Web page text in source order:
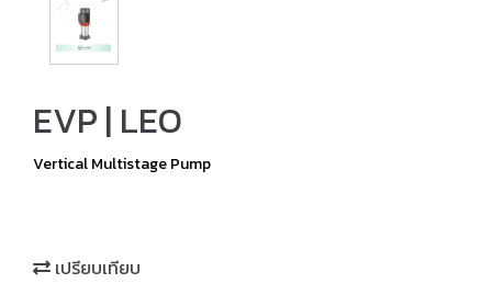
EVP | LEO
Vertical Multistage Pump
เปรียบเทียบ